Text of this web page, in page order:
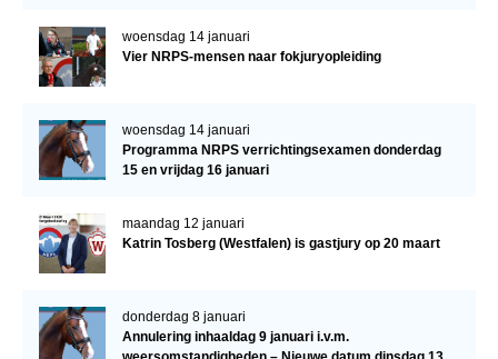
woensdag 14 januari
Vier NRPS-mensen naar fokjuryopleiding
woensdag 14 januari
Programma NRPS verrichtingsexamen donderdag
15 en vrijdag 16 januari
maandag 12 januari
Katrin Tosberg (Westfalen) is gastjury op 20 maart
donderdag 8 januari
Annulering inhaaldag 9 januari i.v.m.